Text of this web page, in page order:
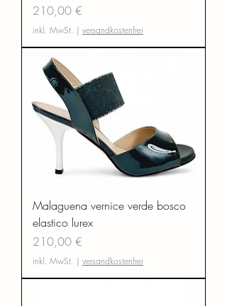
Preis
210,00 €
inkl. MwSt. | versandkostenfrei
Malaguena vernice verde bosco
elastico lurex
Preis
210,00 €
inkl. MwSt. | versandkostenfrei